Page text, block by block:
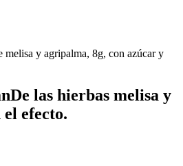
melisa y agripalma, 8g, con azúcar y
las hierbas melisa y
efecto.